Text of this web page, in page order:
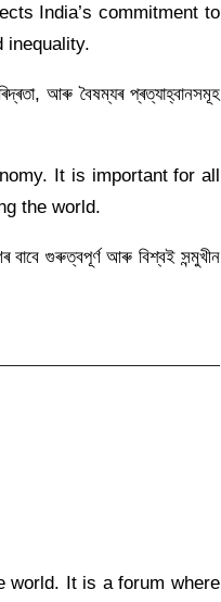
India’s commitment to
inequality.
আৰু বৈষম্যৰ প্ৰত্যাহ্বানসমূহ
It is important for all
the world.
বাবে গুৰুত্বপূৰ্ণ আৰু বিশ্বই সন্মুখীন
world. It is a forum where